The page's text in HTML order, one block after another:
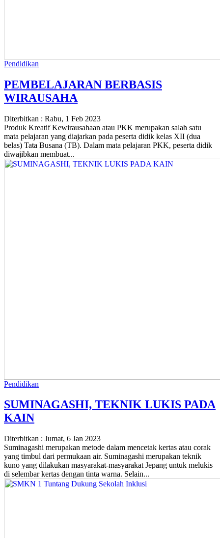
Pendidikan
PEMBELAJARAN BERBASIS
WIRAUSAHA
Diterbitkan : Rabu, 1 Feb 2023
Produk Kreatif Kewirausahaan atau PKK merupakan salah satu
mata pelajaran yang diajarkan pada peserta didik kelas XII (dua
belas) Tata Busana (TB). Dalam mata pelajaran PKK, peserta didik
diwajibkan membuat...
Pendidikan
SUMINAGASHI, TEKNIK LUKIS PADA
KAIN
Diterbitkan : Jumat, 6 Jan 2023
Suminagashi merupakan metode dalam mencetak kertas atau corak
yang timbul dari permukaan air. Suminagashi merupakan teknik
kuno yang dilakukan masyarakat-masyarakat Jepang untuk melukis
di selembar kertas dengan tinta warna. Selain...